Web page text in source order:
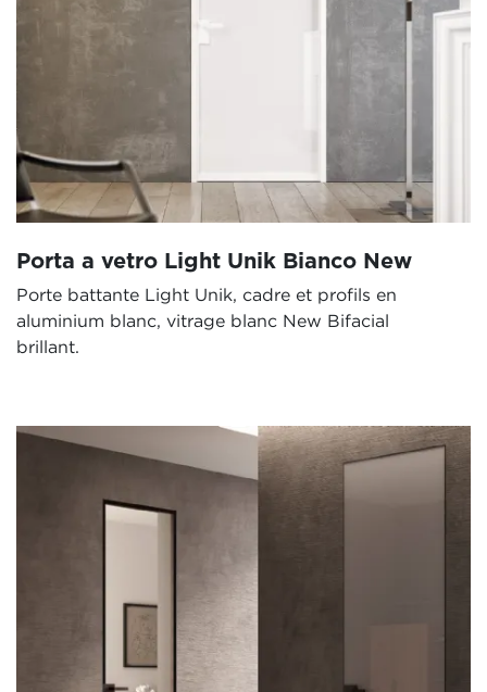
Porta a vetro Light Unik Bianco New
Porte battante Light Unik, cadre et profils en
aluminium blanc, vitrage blanc New Bifacial
brillant.